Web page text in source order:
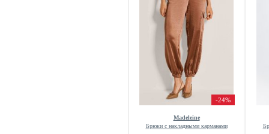
-24%
Madeleine
Брюки с накладными карманами